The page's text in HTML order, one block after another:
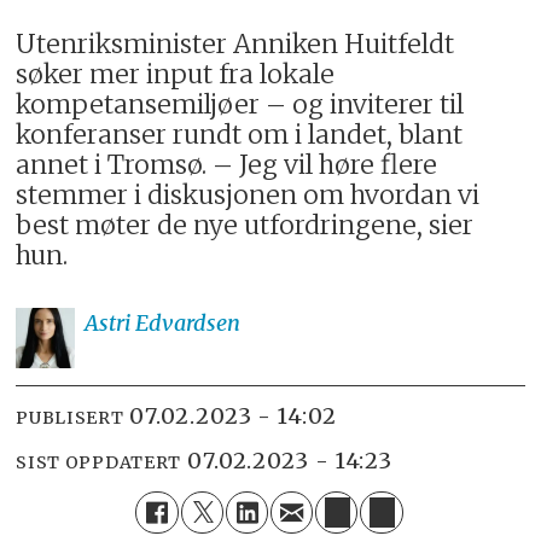
Utenriksminister Anniken Huitfeldt
søker mer input fra lokale
kompetansemiljøer – og inviterer til
konferanser rundt om i landet, blant
annet i Tromsø. – Jeg vil høre flere
stemmer i diskusjonen om hvordan vi
best møter de nye utfordringene, sier
hun.
AstriEdvardsen
PUBLISERT 07.02.2023 - 14:02
SIST OPPDATERT 07.02.2023 - 14:23